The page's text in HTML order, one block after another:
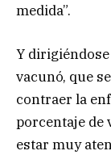
medida”.
Y
vacunó, que
contraer la
porcentaje de
estar muy